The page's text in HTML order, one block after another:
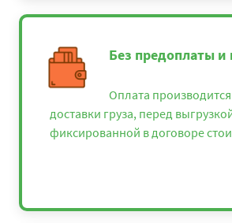
Без предоплаты и
Оплата
доставки груза, перед
фиксированной в договоре